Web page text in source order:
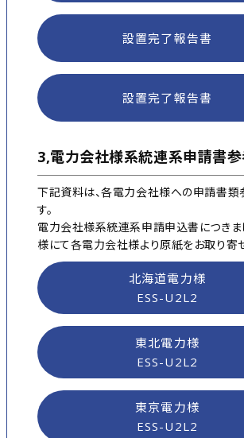
設置完了報告書
設置完了報告書
3,電力会社様系統連系申請書
下記資料は、各電力会社様への申請書類
す。
電力会社様系統連系申請申込書につきま
様にて各電力会社様より原紙をお取り寄せ
北海道電力様
ESS-U2L2
東北電力様
ESS-U2L2
東京電力様
ESS-U2L2